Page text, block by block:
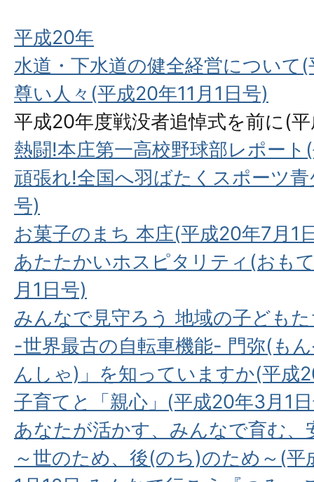
平成20年
水道・下水道の健全経営について
尊い人々(平成20年11月1日号)
平成20年度戦没者追悼式を前に(
熱闘!本庄第一高校野球部レポー
頑張れ!全国へ羽ばたくスポーツ
号)
お菓子のまち 本庄(平成20年7月1
あたたかいホスピタリティ(おも
月1日号)
みんなで見守ろう 地域の子ども
-世界最古の自転車機能- 門弥(も
んしゃ)」を知っていますか(平成
子育てと「親心」(平成20年3月1
あなたが活かす、みんなで育む、
～世のため、後(のち)のため～(平